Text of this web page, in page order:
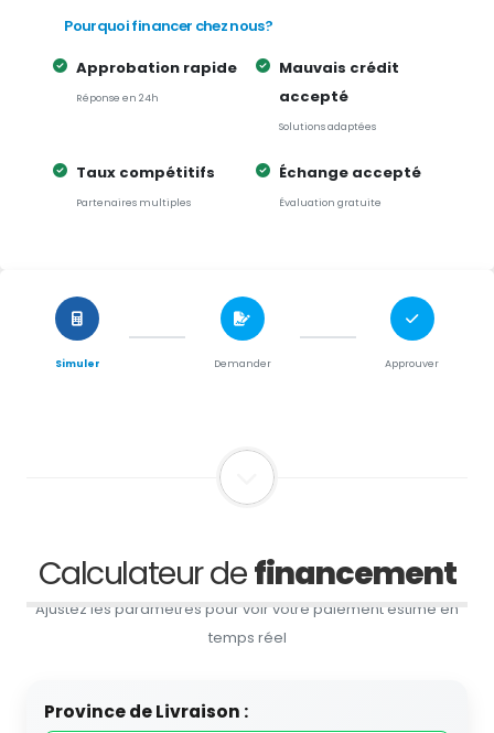
Pourquoi financer chez nous?
Approbation rapide
Réponse en 24h
Mauvais crédit
accepté
Solutions adaptées
Taux compétitifs
Partenaires multiples
Échange accepté
Évaluation gratuite
Simuler Demander Approuver
Calculateur definancement
Ajustez les paramètres pour voir votre paiement estimé en
temps réel
Province de Livraison :